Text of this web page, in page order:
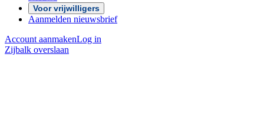
Voor vrijwilligers
Aanmelden nieuwsbrief
Account aanmakenLog in
Zijbalk overslaan